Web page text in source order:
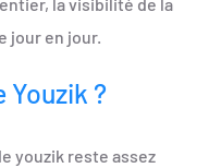
jour en jour.
?
youzik reste assez